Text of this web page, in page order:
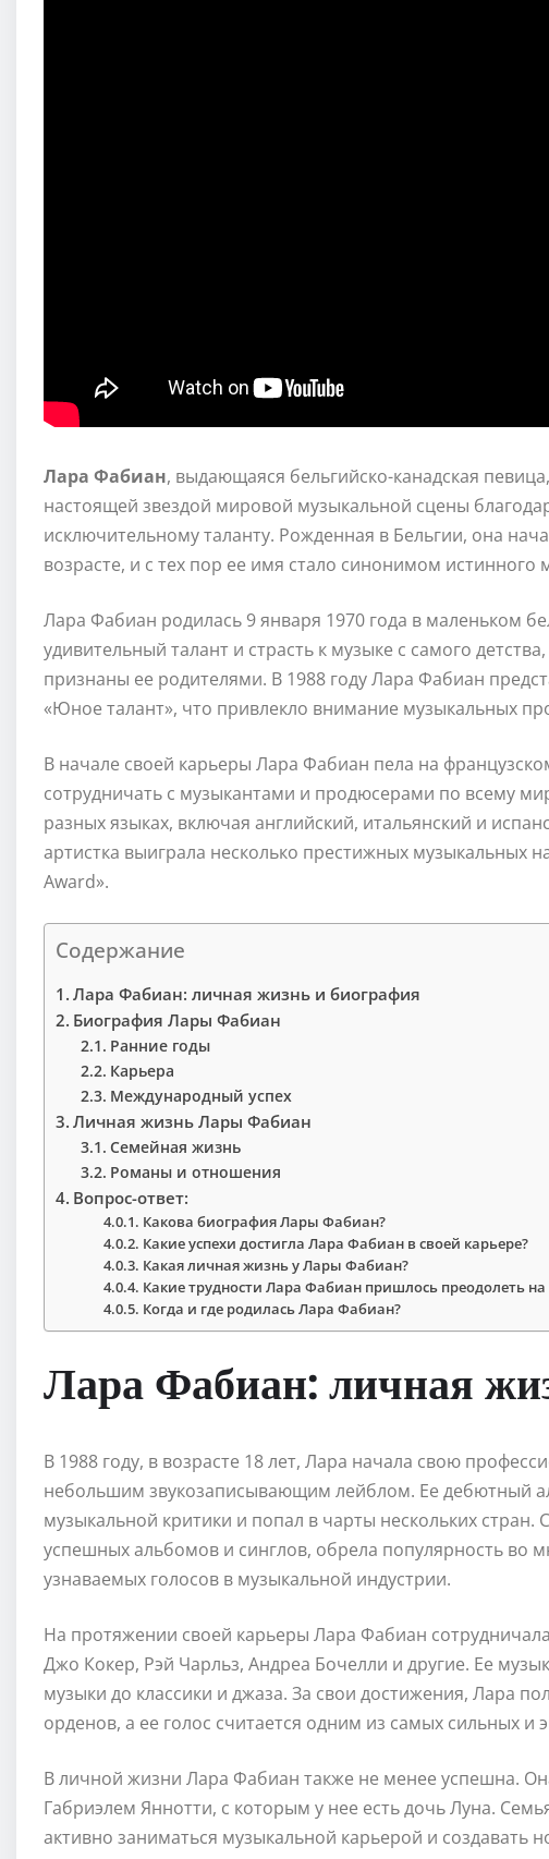
Лара Фабиан, выдающаяся бельгийско-канадская
настоящей звездой мировой музыкальной сцены
исключительному таланту. Рожденная в Бельгии, она
возрасте, и с тех пор ее имя стало синонимом истинного
Лара Фабиан родилась 9 января 1970 года в маленьком
удивительный талант и страсть к музыке с самого
признаны ее родителями. В 1988 году Лара Фабиан
«Юное талант», что привлекло внимание музыкальных
В начале своей карьеры Лара Фабиан пела на
сотрудничать с музыкантами и продюсерами по всему
разных языках, включая английский, итальянский и
артистка выиграла несколько престижных музыкальных
Award».
Содержание
Лара Фабиан: личная жизнь и биография
Биография Лары Фабиан
Ранние годы
Карьера
Международный успех
Личная жизнь Лары Фабиан
Семейная жизнь
Романы и отношения
Вопрос-ответ:
Какова биография Лары Фабиан?
Какие успехи достигла Лара Фабиан в своей карьере?
Какая личная жизнь у Лары Фабиан?
Какие трудности Лара Фабиан пришлось преодолеть на
Когда и где родилась Лара Фабиан?
Лара Фабиан: личная
В 1988 году, в возрасте 18 лет, Лара начала свою
небольшим звукозаписывающим лейблом. Ее дебютный
музыкальной критики и попал в чарты нескольких
успешных альбомов и синглов, обрела популярность во
узнаваемых голосов в музыкальной индустрии.
На протяжении своей карьеры Лара Фабиан
Джо Кокер, Рэй Чарльз, Андреа Бочелли и другие. Ее
музыки до классики и джаза. За свои достижения, Лара
орденов, а ее голос считается одним из самых сильных
В личной жизни Лара Фабиан также не менее успешна.
Габриэлем Яннотти, с которым у нее есть дочь Луна.
активно заниматься музыкальной карьерой и создавать